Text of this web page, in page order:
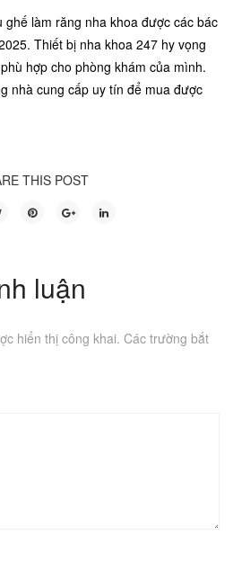
ghế làm răng nha khoa được các bác
Thiết bị nha khoa 247 hy vọng
hợp cho phòng khám của mình.
nhà cung cấp uy tín để mua được
THIS POST
luận
hiển thị công khai. Các trường bắt